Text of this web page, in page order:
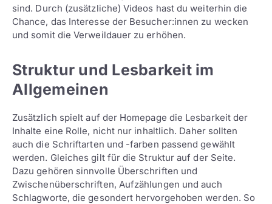
sind. Durch (zusätzliche) Videos hast du weiterhin die
Chance, das Interesse der Besucher:innen zu wecken
und somit die Verweildauer zu erhöhen.
Struktur und Lesbarkeit im
Allgemeinen
Zusätzlich spielt auf der Homepage die Lesbarkeit der
Inhalte eine Rolle, nicht nur inhaltlich. Daher sollten
auch die Schriftarten und -farben passend gewählt
werden. Gleiches gilt für die Struktur auf der Seite.
Dazu gehören sinnvolle Überschriften und
Zwischenüberschriften, Aufzählungen und auch
Schlagworte, die gesondert hervorgehoben werden. So